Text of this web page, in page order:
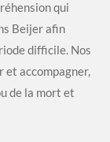
qui
Beijer afin
difficile. Nos
accompagner,
de la mort et